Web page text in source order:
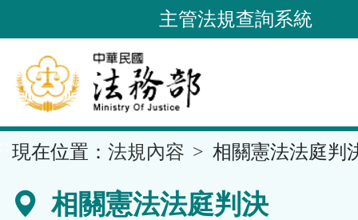
到
要
內
容
區
主管法規查詢系統
現在位置： 法規內容 相關憲法法庭判
相關憲法法庭判決